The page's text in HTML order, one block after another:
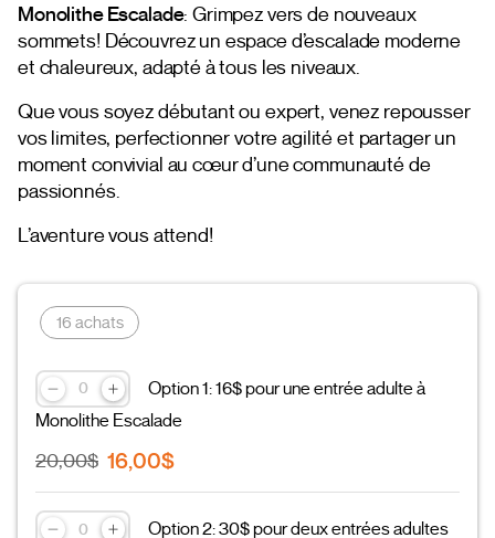
Monolithe Escalade: Grimpez vers de nouveaux
sommets! Découvrez un espace d’escalade moderne
et chaleureux, adapté à tous les niveaux.
Que vous soyez débutant ou expert, venez repousser
vos limites, perfectionner votre agilité et partager un
moment convivial au cœur d’une communauté de
passionnés.
L’aventure vous attend!
16 achats
Option 1: 16$ pour une entrée adulte à
Monolithe Escalade
20,00$ 16,00$
Option 2: 30$ pour deux entrées adultes